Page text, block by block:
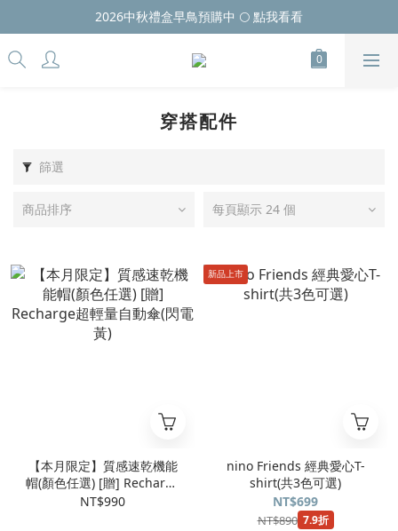
2026中秋禮盒早鳥預購中 🌕 點我看看
穿搭配件
篩選
商品排序 每頁顯示 24 個
【本月限定】質感速乾機能
帽(顏色任選) [贈] Recharge
超輕量自動傘(閃電黃)
NT$990
新品上市
nino Friends 經典愛心T-
shirt(共3色可選)
NT$699
NT$890 7.9折